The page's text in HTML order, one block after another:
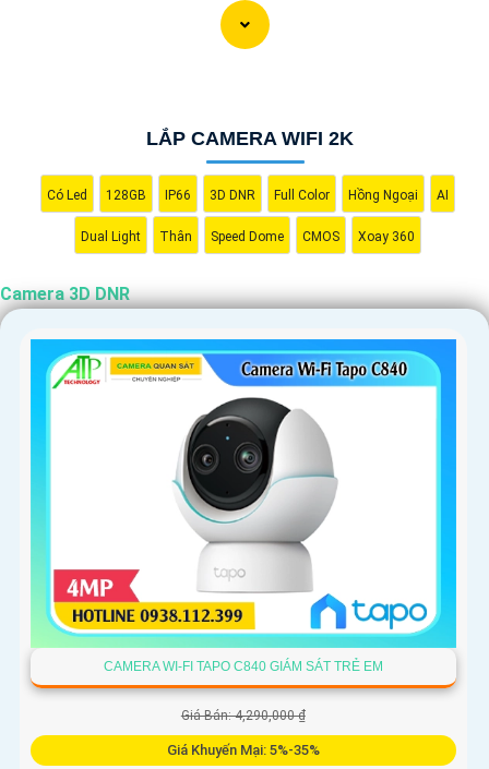
Với tính năng chống nhiễu 3D DNR camera sẽ giúp bạn quan sát
cho việc giám sát, quan sát trở nên dễ dàng và chính xác hơn.
LẮP CAMERA WIFI 2K
Có Led 128GB IP66 3D DNR Full Color Hồng Ngoại AI
Dual Light Thân Speed Dome CMOS Xoay 360
Camera 3D DNR
CAMERA WI-FI TAPO C840 GIÁM SÁT TRẺ EM
Giá Bán: 4,290,000 ₫
Giá Khuyến Mại: 5%-35%